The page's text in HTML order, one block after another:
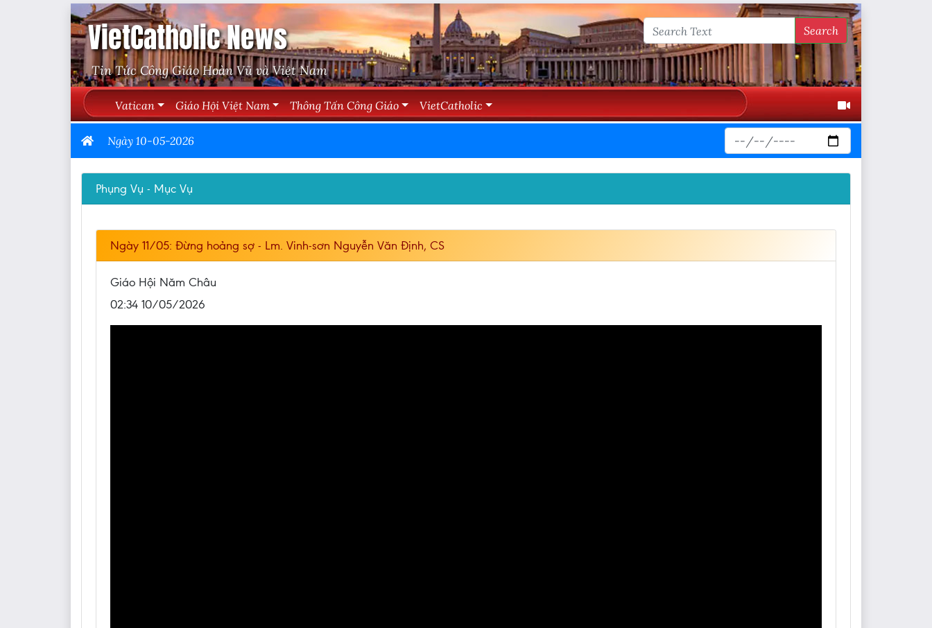
VietCatholic News
Tin Tức Công Giáo Hoàn Vũ và Việt Nam
Search
Vatican Giáo Hội Việt Nam Thông Tấn Công Giáo VietCatholic
Ngày 10-05-2026
Phụng Vụ - Mục Vụ
Ngày 11/05: Đừng hoảng sợ - Lm. Vinh-sơn Nguyễn Văn Định, CS
Giáo Hội Năm Châu
02:34 10/05/2026